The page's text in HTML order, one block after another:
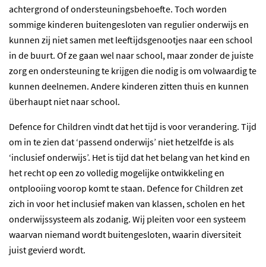
achtergrond of ondersteuningsbehoefte. Toch worden
sommige kinderen buitengesloten van regulier onderwijs en
kunnen zij niet samen met leeftijdsgenootjes naar een school
in de buurt. Of ze gaan wel naar school, maar zonder de juiste
zorg en ondersteuning te krijgen die nodig is om volwaardig te
kunnen deelnemen. Andere kinderen zitten thuis en kunnen
überhaupt niet naar school.
Defence for Children vindt dat het tijd is voor verandering. Tijd
om in te zien dat ‘passend onderwijs’ niet hetzelfde is als
‘inclusief onderwijs’. Het is tijd dat het belang van het kind en
het recht op een zo volledig mogelijke ontwikkeling en
ontplooiing voorop komt te staan. Defence for Children zet
zich in voor het inclusief maken van klassen, scholen en het
onderwijssysteem als zodanig. Wij pleiten voor een systeem
waarvan niemand wordt buitengesloten, waarin diversiteit
juist gevierd wordt.